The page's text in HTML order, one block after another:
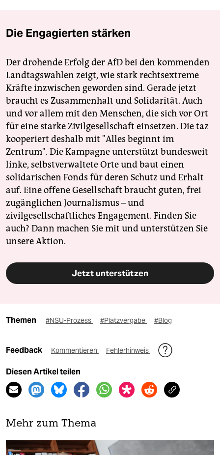
Die Engagierten stärken
Der drohende Erfolg der AfD bei den kommenden
Landtagswahlen zeigt, wie stark rechtsextreme
Kräfte inzwischen geworden sind. Gerade jetzt
braucht es Zusammenhalt und Solidarität. Auch
und vor allem mit den Menschen, die sich vor Ort
für eine starke Zivilgesellschaft einsetzen. Die taz
kooperiert deshalb mit "Alles beginnt im
Zentrum". Die Kampagne unterstützt bundesweit
linke, selbstverwaltete Orte und baut einen
solidarischen Fonds für deren Schutz und Erhalt
auf. Eine offene Gesellschaft braucht guten, frei
zugänglichen Journalismus – und
zivilgesellschaftliches Engagement. Finden Sie
auch? Dann machen Sie mit und unterstützen Sie
unsere Aktion.
Jetzt unterstützen
Themen #NSU-Prozess #Platzvergabe #Blog
Feedback Kommentieren Fehlerhinweis
Diesen Artikel teilen
Mehr zum Thema